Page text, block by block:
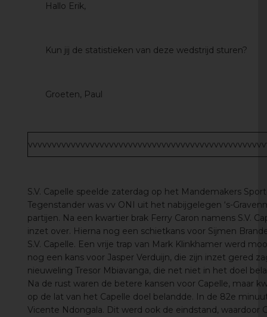
Hallo Erik,
Kun jij de statistieken van deze wedstrijd sturen?
Groeten, Paul
S.V. Capelle speelde zaterdag op het Mandemakers
Tegenstander was vv ONI uit het nabijgelegen ‘s-
partijen. Na een kwartier brak Ferry Caron namens S.V.
inzet over. Hierna nog een schietkans voor Sijmen
S.V. Capelle. Een vrije trap van Mark Klinkhamer werd
nog een kans voor Jasper Verduijn, die zijn inzet gered
nieuweling Tresor Mbiavanga, die net niet in het doel
Na de rust waren de betere kansen voor Capelle, maar
op de lat van het Capelle doel belandde. In de 82e
Vicente Ndongala. Dit werd ook de eindstand, waardoor